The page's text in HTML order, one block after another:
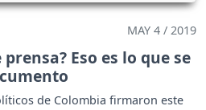
MAY 4 / 2019
Eso es lo que se
de Colombia firmaron este